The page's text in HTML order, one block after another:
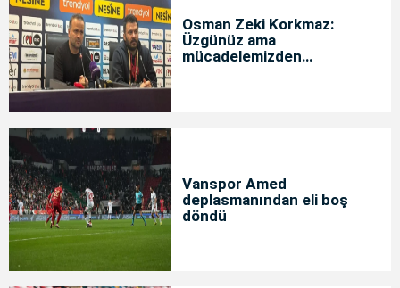
Osman Zeki Korkmaz:
Üzgünüz ama
mücadelemizden
Vanspor Amed
deplasmanından eli boş
döndü